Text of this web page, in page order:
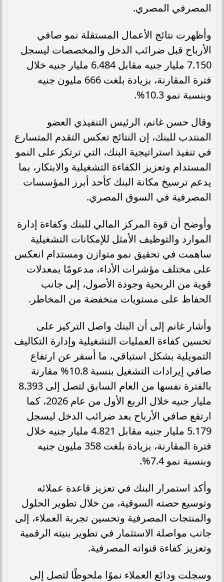
المصرفي المصري.
وأظهرت نتائج الأعمال المستقلة نمو صافي
الأرباح قبل ضرائب الدخل والمخصصات ليسجل
7.150 مليار جنيه مقابل 6.484 مليار جنيه خلال
فترة المقارنة، بزيادة بلغت 666 مليون جنيه
وبنسبة نمو 10.3%.
وقال حسن غانم، الرئيس التنفيذي العضو
المنتدب للبنك، إن النتائج تعكس التقدم المتسارع
في تنفيذ استراتيجية البنك، التي ترتكز على النمو
المستدام وتعزيز الكفاءة التشغيلية والابتكار، بما
يدعم ترسيخ مكانة البنك كأحد أبرز المؤسسات
المصرفية في السوق المصري.
وأوضح أن قوة المركز المالي للبنك وكفاءة إدارة
الموارد والتوظيف الأمثل للإمكانات التشغيلية
ساهمت في تحقيق نمو متوازن ومستدام انعكس
على مختلف مؤشرات الأداء، مدعومًا بمعدلات
قوية من الربحية وجودة الأصول، إلى جانب
الحفاظ على مستويات منخفضة من المخاطر.
وأشار غانم إلى أن البنك واصل التركيز على
تحسين كفاءة العمليات التشغيلية وإدارة التكاليف
التمويلية بشكل استباقي، ما أسفر عن ارتفاع
صافي إيرادات التشغيل بنسبة 10.8% مقارنة
بالفترة نفسها من العام السابق لتصل إلى 8.393
مليار جنيه خلال الربع الأول من عام 2026، كما
ارتفع صافي الأرباح بعد ضرائب الدخل ليسجل
5.179 مليار جنيه مقابل 4.821 مليار جنيه خلال
فترة المقارنة، بزيادة بلغت 358 مليون جنيه
وبنسبة نمو 7.4%.
وأكد استمرار البنك في تعزيز قاعدة عملائه
وتوسيع حصته السوقية، من خلال تطوير الحلول
والمنتجات المصرفية وتحسين تجربة العملاء، إلى
جانب مواصلة الاستثمار في تطوير بنيته الرقمية
وتعزيز كفاءة قنواته المصرفية.
وسجلت ودائع العملاء نموًا ملحوظًا لتصل إلى